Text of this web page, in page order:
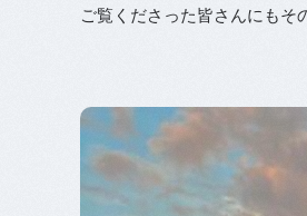
ご覧くださった皆さんにもそ